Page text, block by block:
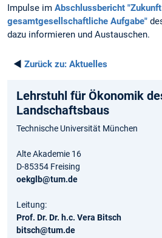
Impulse im Abschlussbericht
gesamtgesellschaftliche Aufgabe"
dazu informieren und Austauschen.
◄ Zurück zu: Aktuelles
Lehrstuhl für Ökonomik
Landschaftsbaus
Technische Universität München
Alte Akademie 16
D-85354 Freising
oekglb@tum.de
Leitung:
Prof. Dr. Dr. h.c. Vera Bitsch
bitsch@tum.de